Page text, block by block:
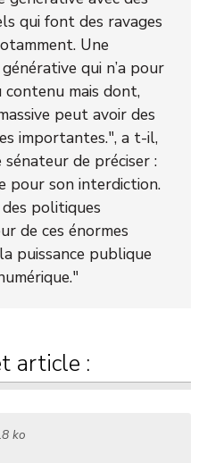
qui font des ravages
Une
qui n’a pour
mais dont,
peut avoir des
importantes.", a t-il,
de préciser :
pour son interdiction.
politiques
de ces énormes
puissance publique
article :
ko